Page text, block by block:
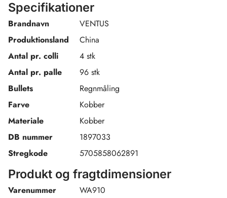
Specifikationer
Brandnavn
VENTUS
Produktionsland
China
Antal pr. colli
4 stk
Antal pr. palle
96 stk
Bullets
Regnmåling
Farve
Kobber
Materiale
Kobber
DB nummer
1897033
Stregkode
5705858062891
Produkt og fragtdimensioner
Varenummer
WA910